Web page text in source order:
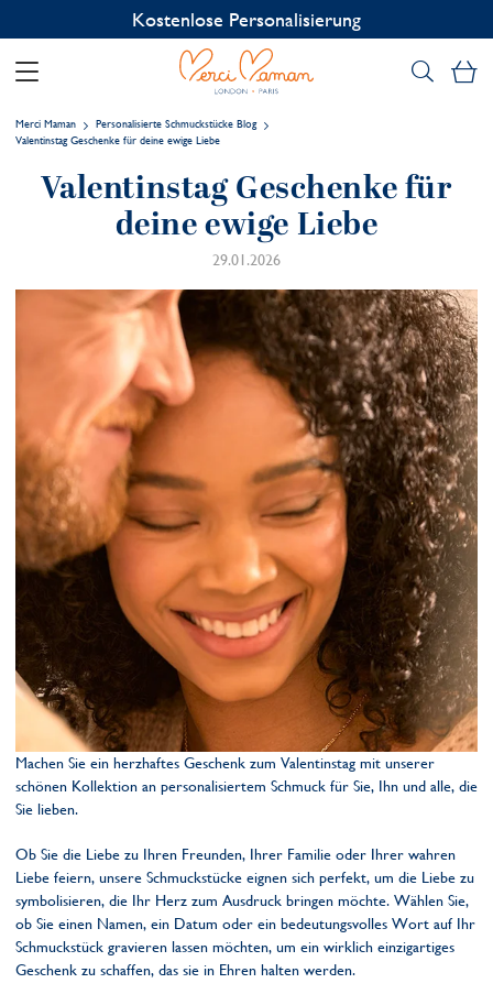
Kostenlose Personalisierung
Merci Maman
Personalisierte Schmuckstücke Blog
Valentinstag Geschenke für deine ewige Liebe
Valentinstag Geschenke für
deine ewige Liebe
29.01.2026
Machen Sie ein herzhaftes Geschenk zum Valentinstag mit unserer
schönen Kollektion an personalisiertem Schmuck für Sie, Ihn und alle, die
Sie lieben.
Ob Sie die Liebe zu Ihren Freunden, Ihrer Familie oder Ihrer wahren
Liebe feiern, unsere Schmuckstücke eignen sich perfekt, um die Liebe zu
symbolisieren, die Ihr Herz zum Ausdruck bringen möchte. Wählen Sie,
ob Sie einen Namen, ein Datum oder ein bedeutungsvolles Wort auf Ihr
Schmuckstück gravieren lassen möchten, um ein wirklich einzigartiges
Geschenk zu schaffen, das sie in Ehren halten werden.